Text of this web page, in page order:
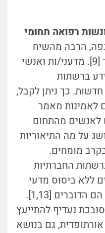
רפואה תחומי
הרבה מהשיח
המדעי עבר דווקא לטוויטר [9]. מדעני/ות ואנשי
ברשתות
כך ניתן לקבל,
לאמינות מאמר
לאנשים מהתחום
על מה התיאוריות
מומחים.
החברתיות
ללא ביסוס מדעי
מספק, חשוב לשים לב מי הם הדוברים [1,13].
נעדיף להתייעץ
גם בנושא